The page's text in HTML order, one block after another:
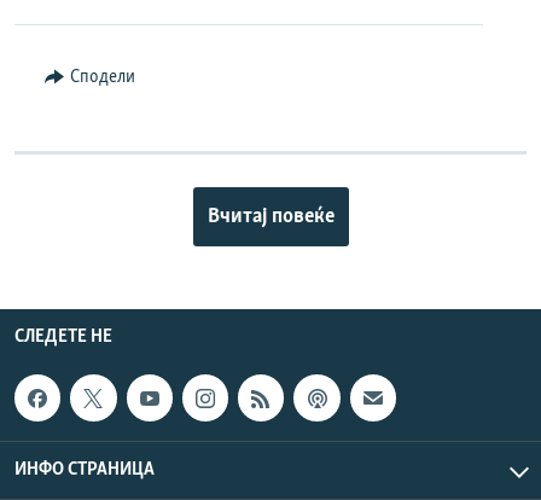
Сподели
Вчитај повеќе
СЛЕДЕТЕ НЕ
ИНФО СТРАНИЦА